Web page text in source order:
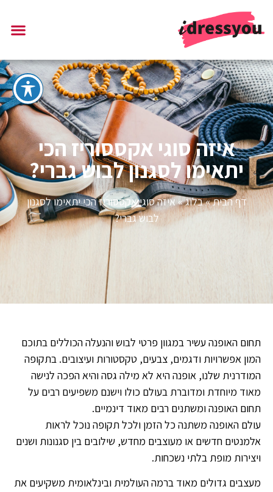
איזה סוגי אקססוריז הכי
יתאימו לסגנון לבוש גברי?
דף הבית»בלוג»איזה סוגי אקססוריז הכי יתאימו לסגנון
לבוש גברי?
תחום האופנה עשיר במגוון פרטי לבוש והנעלה הכוללים בתוכם
המון אפשרויות ודגמים, צבעים, טקסטורות ועיצובים. בתקופה
המודרנית שלנו, אופנה היא לא מילה גסה והיא הפכה לנישה
מאוד מיוחדת ומדוברת בעולם כולו וישנם משפיעים רבים על
תחום האופנה ומשתנים רבים מאוד דינמיים.
עולם האופנה משתנה כל הזמן ולכל תקופה נוכל לראות
אלמנטים חדשים או מעוצבים מחדש, שילובים בין סגנונות ושנים
ויצירות מופת בלתי נשכחות.
מעצבים גדולים מאוד ברמה העולמית ובינלאומית משקיעים את